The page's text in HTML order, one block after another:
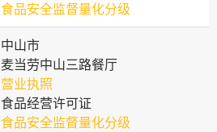
食品安全监督量化分级
中山市
麦当劳中山三路餐厅
营业执照
食品经营许可证
食品安全监督量化分级